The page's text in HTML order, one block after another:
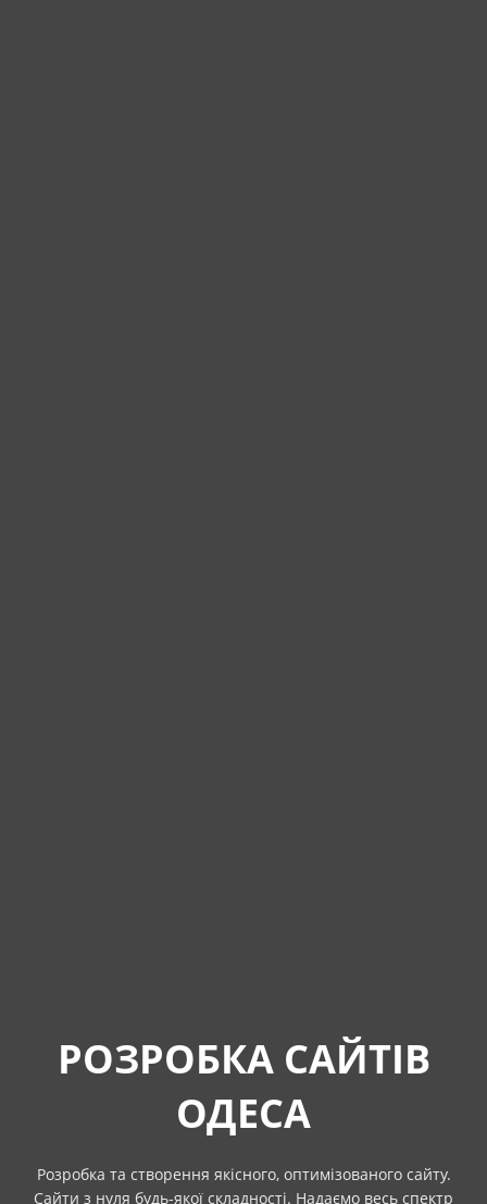
РОЗРОБКА САЙТІВ
ОДЕСА
Розробка та створення якісного, оптимізованого сайту.
Сайти з нуля будь-якої складності. Надаємо весь спектр